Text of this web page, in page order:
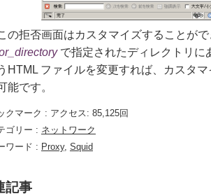
の拒否画面はカスタマイズすることが
で指定されたディレクトリに
HTML ファイルを変更すれば、カスタ
能です。
クマーク : アクセス: 85,125回
ゴリー : ネットワーク
ワード : Proxy, Squid
記事